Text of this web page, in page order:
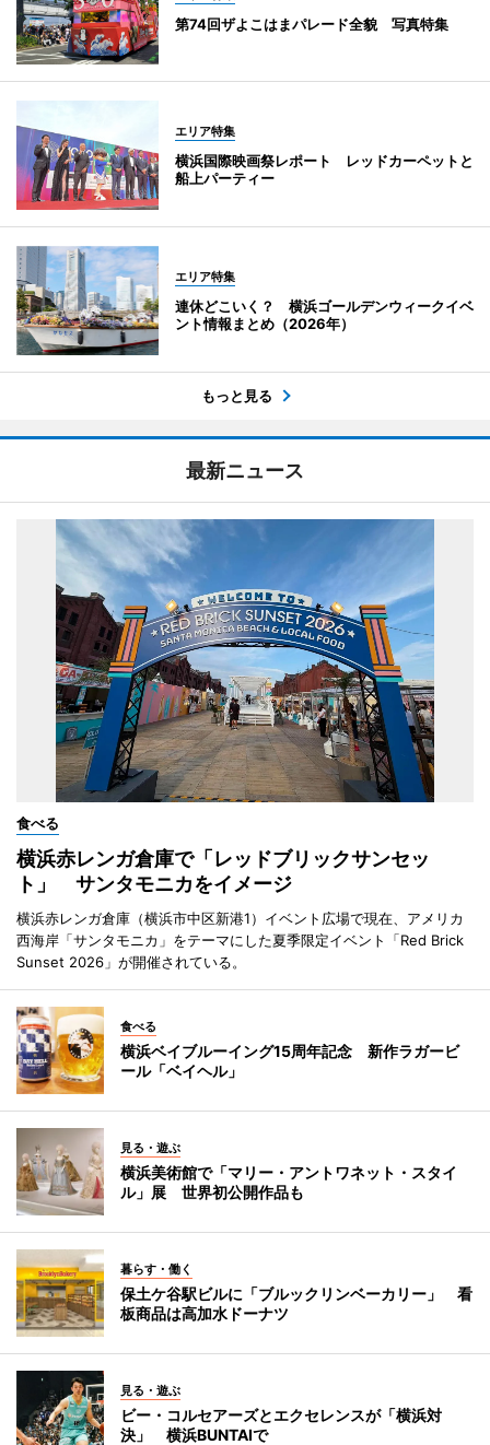
第74回ザよこはまパレード全貌 写真特集
エリア特集
横浜国際映画祭レポート レッドカーペットと
船上パーティー
エリア特集
連休どこいく？ 横浜ゴールデンウィークイベ
ント情報まとめ（2026年）
もっと見る
最新ニュース
食べる
横浜赤レンガ倉庫で「レッドブリックサンセッ
ト」 サンタモニカをイメージ
横浜赤レンガ倉庫（横浜市中区新港1）イベント広場で現在、アメリカ
西海岸「サンタモニカ」をテーマにした夏季限定イベント「Red Brick
Sunset 2026」が開催されている。
食べる
横浜ベイブルーイング15周年記念 新作ラガービ
ール「ベイヘル」
見る・遊ぶ
横浜美術館で「マリー・アントワネット・スタイ
ル」展 世界初公開作品も
暮らす・働く
保土ケ谷駅ビルに「ブルックリンベーカリー」 看
板商品は高加水ドーナツ
見る・遊ぶ
ビー・コルセアーズとエクセレンスが「横浜対
決」 横浜BUNTAIで